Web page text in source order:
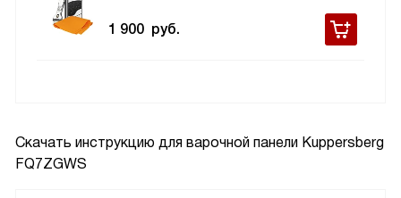
Скачать инструкцию для варочной панели Kuppersberg
FQ7ZGWS
1 900 руб.